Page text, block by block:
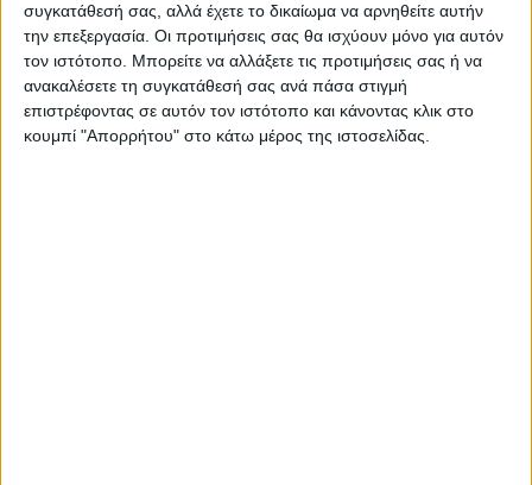
συγκατάθεσή σας, αλλά έχετε το δικαίωμα να αρνηθείτε αυτήν
την επεξεργασία. Οι προτιμήσεις σας θα ισχύουν μόνο για αυτόν
τον ιστότοπο. Μπορείτε να αλλάξετε τις προτιμήσεις σας ή να
ανακαλέσετε τη συγκατάθεσή σας ανά πάσα στιγμή
επιστρέφοντας σε αυτόν τον ιστότοπο και κάνοντας κλικ στο
κουμπί "Απορρήτου" στο κάτω μέρος της ιστοσελίδας.